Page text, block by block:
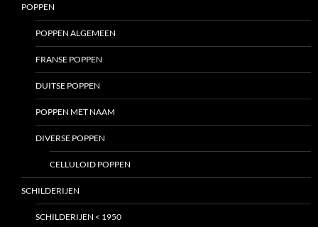
POPPEN
POPPEN ALGEMEEN
FRANSE POPPEN
DUITSE POPPEN
POPPEN MET NAAM
DIVERSE POPPEN
CELLULOID POPPEN
SCHILDERIJEN
SCHILDERIJEN < 1950